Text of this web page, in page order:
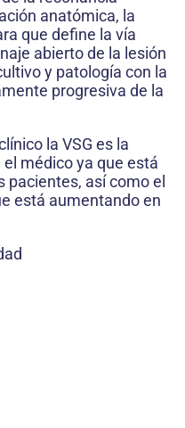
anatómica, la
que define la vía
abierto de la lesión
y patología con la
progresiva de la
la VSG es la
médico ya que está
pacientes, así como el
está aumentando en